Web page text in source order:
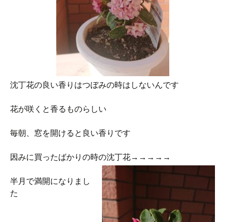
沈丁花の良い香りはつぼみの時はしないんです
花が咲くと香るものらしい
毎朝、窓を開けると良い香りです
因みに買ったばかりの時の沈丁花→→→→→
半月で満開になりまし
た